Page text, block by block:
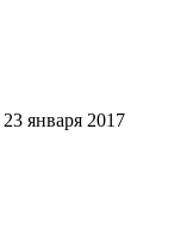
23 января 2017